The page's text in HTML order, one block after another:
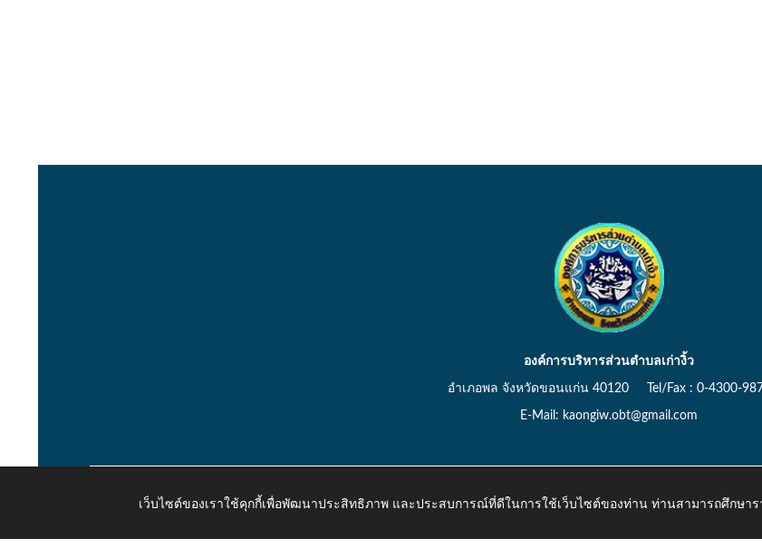
องค์การบริหารส่วนตำบลเก่างิ้ว
อำเภอพล จังหวัดขอนแก่น 40120 Tel/Fax : 0-4300-
E-Mail: kaongiw.obt@gmail.com
Copyright © 2026 All Right Resive http://www.kaongiw.go.th
เว็บไซต์ของเราใช้คุกกี้เพื่อพัฒนาประสิทธิภาพ และประสบการณ์ที่ดีในการใช้เว็บไซต์ของท่าน ท่านสามารถศึกษาร